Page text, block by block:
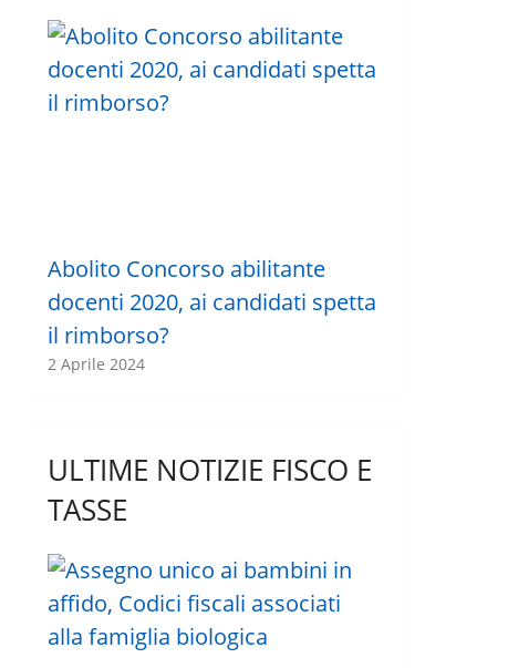
Abolito Concorso abilitante
docenti 2020, ai candidati spetta
il rimborso?
2 Aprile 2024
ULTIME NOTIZIE FISCO E
TASSE